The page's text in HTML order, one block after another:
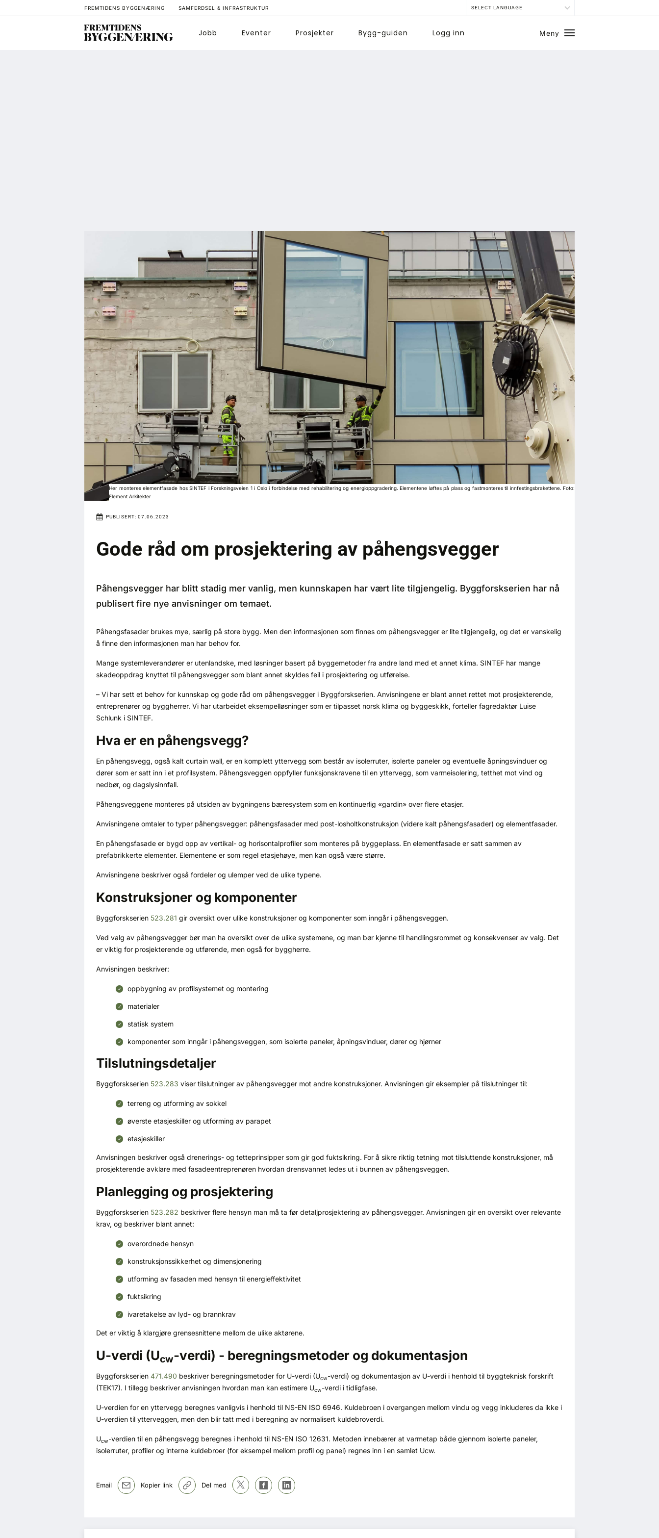
FREMTIDENS BYGGENÆRING SAMFERDSEL & INFRASTRUKTUR SELECT LANGUAGE
Jobb Eventer Prosjekter Bygg-guiden Logg inn
Meny
Her monteres elementfasade hos SINTEF i Forskningsveien 1 i Oslo i forbindelse med rehabilitering og energioppgradering. Elementene løftes på plass og fastmonteres til innfestingsbrakettene. Foto:
Element Arkitekter
PUBLISERT: 07.06.2023
Gode råd om prosjektering av påhengsvegger
Påhengsvegger har blitt stadig mer vanlig, men kunnskapen har vært lite tilgjengelig. Byggforskserien har nå
publisert fire nye anvisninger om temaet.
Påhengsfasader brukes mye, særlig på store bygg. Men den informasjonen som finnes om påhengsvegger er lite tilgjengelig, og det er vanskelig
å finne den informasjonen man har behov for.
Mange systemleverandører er utenlandske, med løsninger basert på byggemetoder fra andre land med et annet klima. SINTEF har mange
skadeoppdrag knyttet til påhengsvegger som blant annet skyldes feil i prosjektering og utførelse.
– Vi har sett et behov for kunnskap og gode råd om påhengsvegger i Byggforskserien. Anvisningene er blant annet rettet mot prosjekterende,
entreprenører og byggherrer. Vi har utarbeidet eksempelløsninger som er tilpasset norsk klima og byggeskikk, forteller fagredaktør Luise
Schlunk i SINTEF.
Hva er en påhengsvegg?
En påhengsvegg, også kalt curtain wall, er en komplett yttervegg som består av isolerruter, isolerte paneler og eventuelle åpningsvinduer og
dører som er satt inn i et profilsystem. Påhengsveggen oppfyller funksjonskravene til en yttervegg, som varmeisolering, tetthet mot vind og
nedbør, og dagslysinnfall.
Påhengsveggene monteres på utsiden av bygningens bæresystem som en kontinuerlig «gardin» over flere etasjer.
Anvisningene omtaler to typer påhengsvegger: påhengsfasader med post-losholtkonstruksjon (videre kalt påhengsfasader) og elementfasader.
En påhengsfasade er bygd opp av vertikal- og horisontalprofiler som monteres på byggeplass. En elementfasade er satt sammen av
prefabrikkerte elementer. Elementene er som regel etasjehøye, men kan også være større.
Anvisningene beskriver også fordeler og ulemper ved de ulike typene.
Konstruksjoner og komponenter
Byggforskserien 523.281 gir oversikt over ulike konstruksjoner og komponenter som inngår i påhengsveggen.
Ved valg av påhengsvegger bør man ha oversikt over de ulike systemene, og man bør kjenne til handlingsrommet og konsekvenser av valg. Det
er viktig for prosjekterende og utførende, men også for byggherre.
Anvisningen beskriver:
oppbygning av profilsystemet og montering
materialer
statisk system
komponenter som inngår i påhengsveggen, som isolerte paneler, åpningsvinduer, dører og hjørner
Tilslutningsdetaljer
Byggforskserien 523.283 viser tilslutninger av påhengsvegger mot andre konstruksjoner. Anvisningen gir eksempler på tilslutninger til:
terreng og utforming av sokkel
øverste etasjeskiller og utforming av parapet
etasjeskiller
Anvisningen beskriver også drenerings- og tetteprinsipper som gir god fuktsikring. For å sikre riktig tetning mot tilsluttende konstruksjoner, må
prosjekterende avklare med fasadeentreprenøren hvordan drensvannet ledes ut i bunnen av påhengsveggen.
Planlegging og prosjektering
Byggforskserien 523.282 beskriver flere hensyn man må ta før detaljprosjektering av påhengsvegger. Anvisningen gir en oversikt over relevante
krav, og beskriver blant annet:
overordnede hensyn
konstruksjonssikkerhet og dimensjonering
utforming av fasaden med hensyn til energieffektivitet
fuktsikring
ivaretakelse av lyd- og brannkrav
Det er viktig å klargjøre grensesnittene mellom de ulike aktørene.
U-verdi (Ucw-verdi) - beregningsmetoder og dokumentasjon
Byggforskserien 471.490 beskriver beregningsmetoder for U-verdi (Ucw-verdi) og dokumentasjon av U-verdi i henhold til byggteknisk forskrift
(TEK17). I tillegg beskriver anvisningen hvordan man kan estimere Ucw-verdi i tidligfase.
U-verdien for en yttervegg beregnes vanligvis i henhold til NS-EN ISO 6946. Kuldebroen i overgangen mellom vindu og vegg inkluderes da ikke i
U-verdien til ytterveggen, men den blir tatt med i beregning av normalisert kuldebroverdi.
Ucw-verdien til en påhengsvegg beregnes i henhold til NS-EN ISO 12631. Metoden innebærer at varmetap både gjennom isolerte paneler,
isolerruter, profiler og interne kuldebroer (for eksempel mellom profil og panel) regnes inn i en samlet Ucw.
Email Kopier link Del med